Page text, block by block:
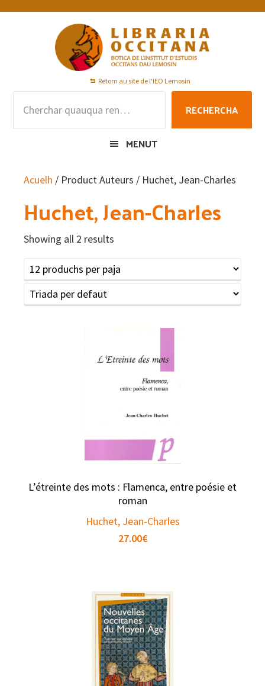
Skip
Skip
Skip
Retorn au site de l'IEO Lemosin
RECHERCHA
MENUT
Acuelh / Product Auteurs / Huchet, Jean-Charles
Huchet, Jean-Charles
Showing all 2 results
L’étreinte des mots : Flamenca, entre poésie et
roman
Huchet, Jean-Charles
27.00€